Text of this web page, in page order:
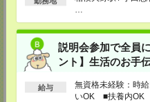
説明会参加で全員
ント】生活のお手
給与
無資格未経験：時
いOK ■扶養内OK
東京都立川市錦町1-12-14
TEL：0120-934-200
MAIL：tenshoku@nikken-ts.jp
担当：採用担当
メディカルケア事業部 町田オフ
東京都町田市森野1-7-23 大樹生命
TEL：0120-453-285
MAIL：tenshoku@nikken-ts.jp